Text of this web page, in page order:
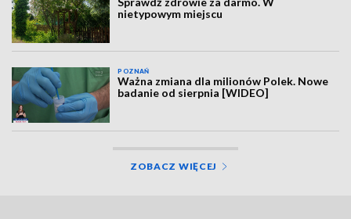
nietypowym miejscu
POZNAŃ
Ważna zmiana dla milionów Polek. Nowe
badanie od sierpnia [WIDEO]
ZOBACZ WIĘCEJ